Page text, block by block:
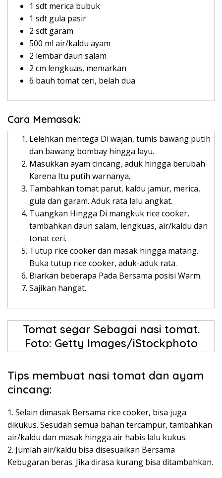
1 sdt merica bubuk
1 sdt gula pasir
2 sdt garam
500 ml air/kaldu ayam
2 lembar daun salam
2 cm lengkuas, memarkan
6 bauh tomat ceri, belah dua
Cara Memasak:
Lelehkan mentega Di wajan, tumis bawang putih
dan bawang bombay hingga layu.
Masukkan ayam cincang, aduk hingga berubah
Karena Itu putih warnanya.
Tambahkan tomat parut, kaldu jamur, merica,
gula dan garam. Aduk rata lalu angkat.
Tuangkan Hingga Di mangkuk rice cooker,
tambahkan daun salam, lengkuas, air/kaldu dan
tonat ceri.
Tutup rice cooker dan masak hingga matang.
Buka tutup rice cooker, aduk-aduk rata.
Biarkan beberapa Pada Bersama posisi Warm.
Sajikan hangat.
Tomat segar Sebagai nasi tomat.
Foto: Getty Images/iStockphoto
Tips membuat nasi tomat dan ayam
cincang:
1. Selain dimasak Bersama rice cooker, bisa juga
dikukus. Sesudah semua bahan tercampur, tambahkan
air/kaldu dan masak hingga air habis lalu kukus.
2. Jumlah air/kaldu bisa disesuaikan Bersama
Kebugaran beras. Jika dirasa kurang bisa ditambahkan.